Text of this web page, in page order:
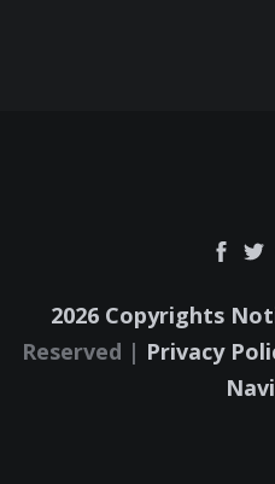
2026 Copyrights
Reserved | Privacy